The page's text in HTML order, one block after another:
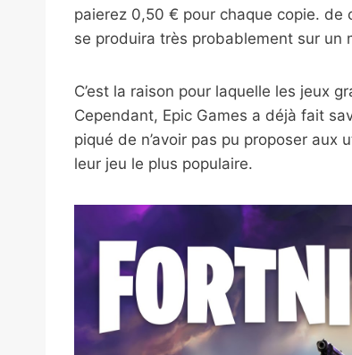
paierez 0,50 € pour chaque copie.
se produira très probablement sur un
C’est la raison pour laquelle les jeux
Cependant, Epic Games a déjà fait
piqué de n’avoir pas pu proposer aux
leur jeu le plus populaire.